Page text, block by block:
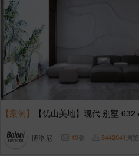
【案例】 【优山美地】现代 别墅 632
博洛尼 10张 3442041浏览